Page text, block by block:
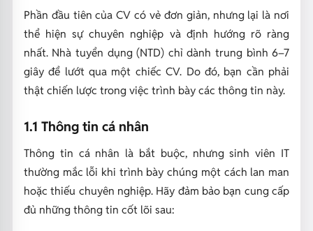
Phần đầu tiên của CV có vẻ đơn giản, nhưng lại là nơi
thể hiện sự chuyên nghiệp và định hướng rõ ràng
nhất. Nhà tuyển dụng (NTD) chỉ dành trung bình 6–7
giây để lướt qua một chiếc CV. Do đó, bạn cần phải
thật chiến lược trong việc trình bày các thông tin này.
1.1 Thông tin cá nhân
Thông tin cá nhân là bắt buộc, nhưng sinh viên IT
thường mắc lỗi khi trình bày chúng một cách lan man
hoặc thiếu chuyên nghiệp. Hãy đảm bảo bạn cung cấp
đủ những thông tin cốt lõi sau: